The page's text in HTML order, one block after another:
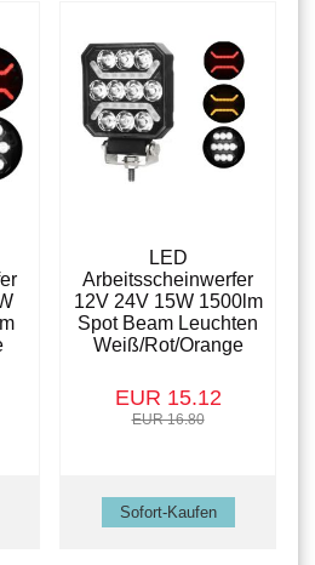
LED
Arbeitsscheinwerfer
12V 24V 15W 1500lm
Spot Beam Leuchten
Weiß/Rot/Orange
EUR 15.12
EUR 16.80